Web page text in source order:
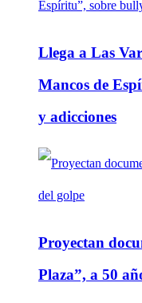
Llega a Las
Mancos de
y adicciones
Proyectan
Plaza”, a 50